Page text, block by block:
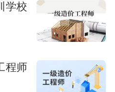
学校
程师